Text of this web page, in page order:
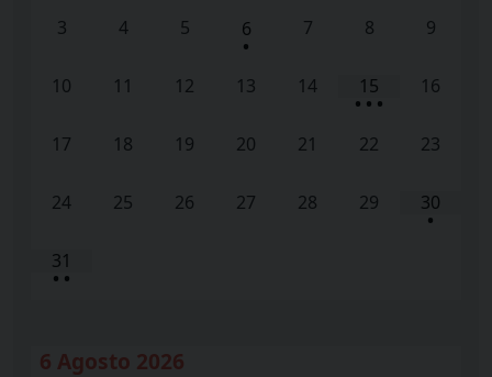
3 4 5 6
•
7 8 9
10 11 12 13 14 15
• • •
16
17 18 19 20 21 22 23
24 25 26 27 28 29 30
•
31
• •
6 Agosto 2026